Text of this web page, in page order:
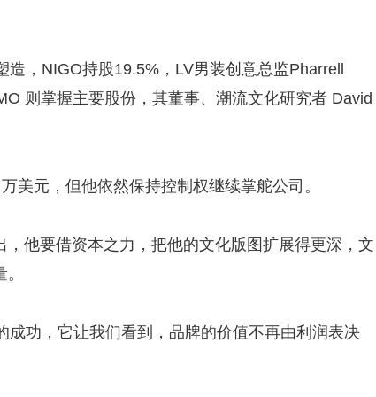
，NIGO持股19.5%，LV男装创意总监Pharrell
则掌握主要股份，其董事、潮流文化研究者 David
美元，但他依然保持控制权继续掌舵公司。
他要借资本之力，把他的文化版图扩展得更深，文
成功，它让我们看到，品牌的价值不再由利润表决